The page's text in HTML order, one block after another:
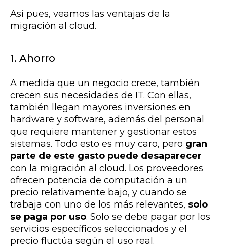
Así pues, veamos las ventajas de la
migración al cloud.
1. Ahorro
A medida que un negocio crece, también
crecen sus necesidades de IT. Con ellas,
también llegan mayores inversiones en
hardware y software, además del personal
que requiere mantener y gestionar estos
sistemas. Todo esto es muy caro, pero gran
parte de este gasto puede desaparecer
con la migración al cloud. Los proveedores
ofrecen potencia de computación a un
precio relativamente bajo, y cuando se
trabaja con uno de los más relevantes, solo
se paga por uso. Solo se debe pagar por los
servicios específicos seleccionados y el
precio fluctúa según el uso real.